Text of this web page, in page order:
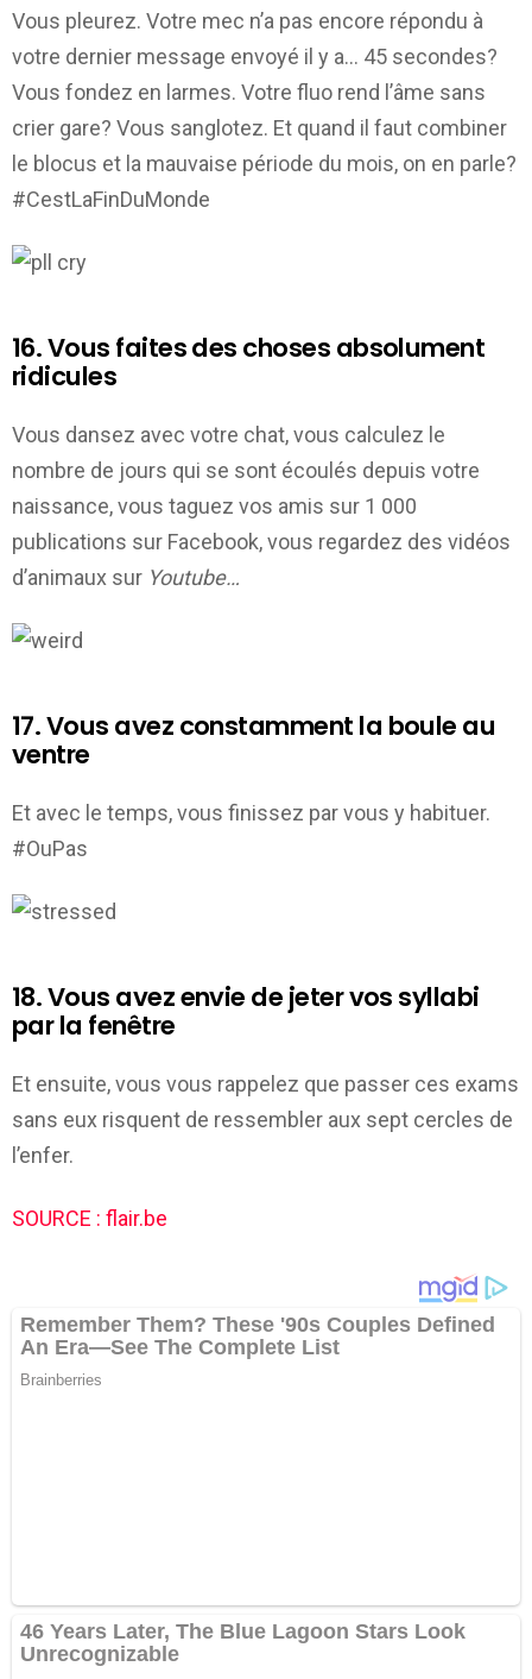
Vous pleurez. Votre mec n’a pas encore répondu à
votre dernier message envoyé il y a… 45 secondes?
Vous fondez en larmes. Votre fluo rend l’âme sans
crier gare? Vous sanglotez. Et quand il faut combiner
le blocus et la mauvaise période du mois, on en parle?
#CestLaFinDuMonde
16. Vous faites des choses absolument
ridicules
Vous dansez avec votre chat, vous calculez le
nombre de jours qui se sont écoulés depuis votre
naissance, vous taguez vos amis sur 1 000
publications sur Facebook, vous regardez des vidéos
d’animaux sur Youtube…
17. Vous avez constamment la boule au
ventre
Et avec le temps, vous finissez par vous y habituer.
#OuPas
18. Vous avez envie de jeter vos syllabi
par la fenêtre
Et ensuite, vous vous rappelez que passer ces exams
sans eux risquent de ressembler aux sept cercles de
l’enfer.
SOURCE : flair.be